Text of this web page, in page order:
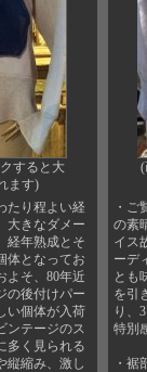
すると大
ます)
たり程よい経
大きなダメー
経年熟成とそ
体となってお
よそ、80年近
の後付けパー
い個体が入荷
ンテージのス
多く見られる
縦縮み、激し
(
・ご
の素
イス
ーデ
とも
を引
り、
特別
・裾